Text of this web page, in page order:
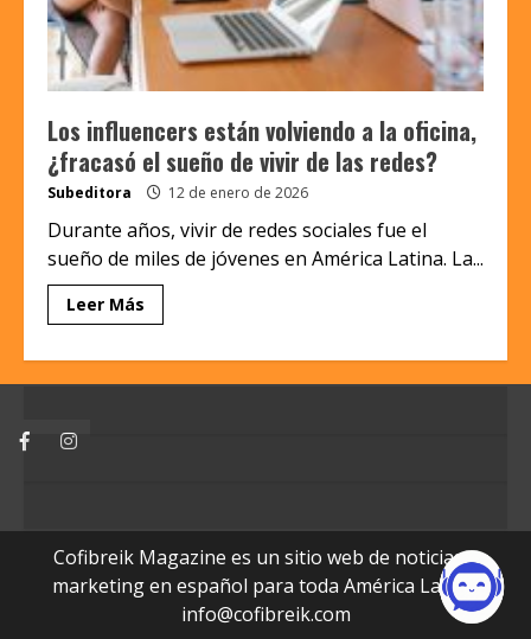
Los influencers están volviendo a la oficina,
¿fracasó el sueño de vivir de las redes?
Subeditora 12 de enero de 2026
Durante años, vivir de redes sociales fue el
sueño de miles de jóvenes en América Latina. La...
Leer Más
FacebookInstagram
Cofibreik Magazine es un sitio web de noticias y
marketing en español para toda América Latina.
info@cofibreik.com